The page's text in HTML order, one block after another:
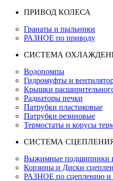
ПРИВОД КОЛЕСА
Гранаты и пыльники
РАЗНОЕ по приводу
СИСТЕМА
Водопомпы
Гидромуфты и
Крышки
Радиаторы печки
Патрубки пластиковые
Патрубки резиновые
Термостаты и корусы
СИСТЕМА
Выжимные подшипники
Корзины и Диски
РАЗНОЕ по сцеплению